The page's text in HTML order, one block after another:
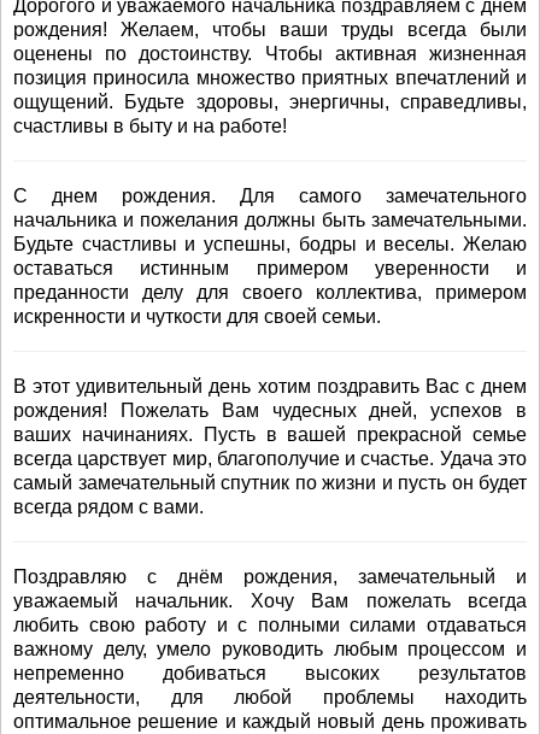
Дорогого и уважаемого начальника поздравляем с днем
рождения! Желаем, чтобы ваши труды всегда были
оценены по достоинству. Чтобы активная жизненная
позиция приносила множество приятных впечатлений и
ощущений. Будьте здоровы, энергичны, справедливы,
счастливы в быту и на работе!
С днем рождения. Для самого замечательного
начальника и пожелания должны быть замечательными.
Будьте счастливы и успешны, бодры и веселы. Желаю
оставаться истинным примером уверенности и
преданности делу для своего коллектива, примером
искренности и чуткости для своей семьи.
В этот удивительный день хотим поздравить Вас с днем
рождения! Пожелать Вам чудесных дней, успехов в
ваших начинаниях. Пусть в вашей прекрасной семье
всегда царствует мир, благополучие и счастье. Удача это
самый замечательный спутник по жизни и пусть он будет
всегда рядом с вами.
Поздравляю с днём рождения, замечательный и
уважаемый начальник. Хочу Вам пожелать всегда
любить свою работу и с полными силами отдаваться
важному делу, умело руководить любым процессом и
непременно добиваться высоких результатов
деятельности, для любой проблемы находить
оптимальное решение и каждый новый день проживать